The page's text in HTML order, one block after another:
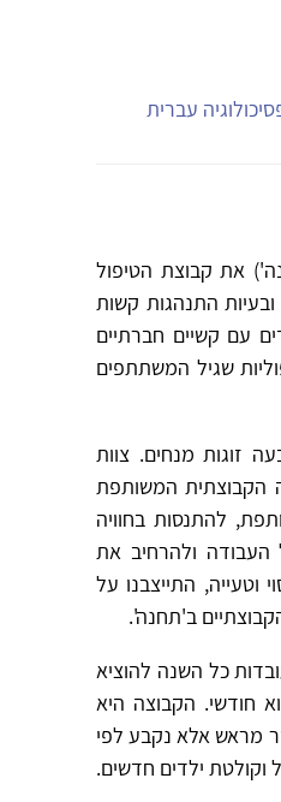
עברית
את קבוצת הטיפול
התנהגות קשות
עם קשיים חברתיים
שגיל המשתתפים
זוגות מנחים. צוות
הקבוצתית המשותפת
להתנסות בחוויה
העבודה ולהרחיב את
התייצבנו על
ב'תחנה'.
כל השנה להוציא
חודשי. הקבוצה היא
מראש אלא נקבע לפי
וקולטת ילדים חדשים.